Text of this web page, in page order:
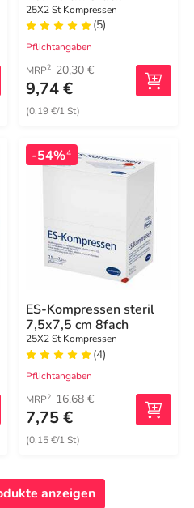
25X2 St Kompressen
(5)
Pflichtangaben
MRP2 20,30 €
9,74 €
(0,19 €/1 St)
-54%4
ES-Kompressen steril
7,5x7,5 cm 8fach
25X2 St Kompressen
(4)
Pflichtangaben
MRP2 16,68 €
7,75 €
(0,15 €/1 St)
anzeigen